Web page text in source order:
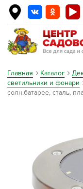
Главная Каталог
светильники и фонари
солн.батарее, сталь,